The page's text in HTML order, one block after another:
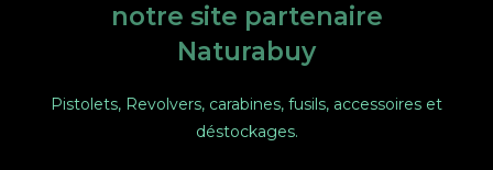
notre site partenaire
Naturabuy
Pistolets, Revolvers, carabines, fusils, accessoires et
déstockages.